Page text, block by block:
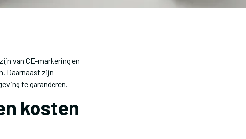
van CE-markering en
Daarnaast zijn
te garanderen.
kosten